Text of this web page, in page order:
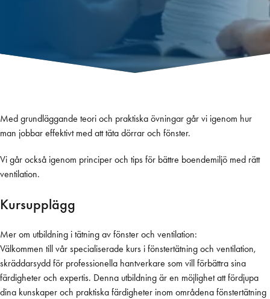
timmar)
Vi lär dig effektiv tätning av fönster och dörrar och principer för
ventilation av byggnader.
Med grundläggande teori och praktiska övningar går vi igenom hur
man jobbar effektivt med att täta dörrar och fönster.
Vi går också igenom principer och tips för bättre boendemiljö med rätt
ventilation.
Kursupplägg
Mer om utbildning i tätning av fönster och ventilation:
Välkommen till vår specialiserade kurs i fönstertätning och ventilation,
skräddarsydd för professionella hantverkare som vill förbättra sina
färdigheter och expertis. Denna utbildning är en möjlighet att fördjupa
dina kunskaper och praktiska färdigheter inom områdena fönstertätning